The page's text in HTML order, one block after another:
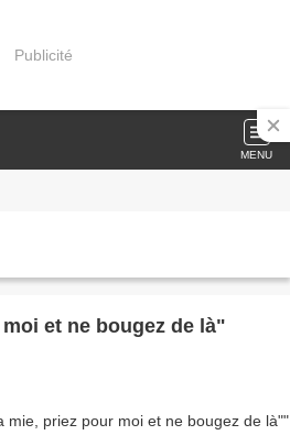
Publicité
MENU
et ne bougez de là"